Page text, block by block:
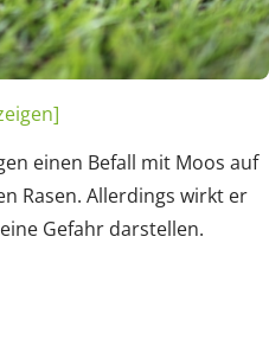
einen Befall mit Moos auf
Rasen. Allerdings wirkt er
Gefahr darstellen.